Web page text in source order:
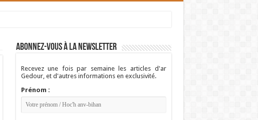
Abonnez-vous à la newsletter
Recevez une fois par semaine les articles d'ar
Gedour, et d'autres informations en exclusivité.
Prénom :